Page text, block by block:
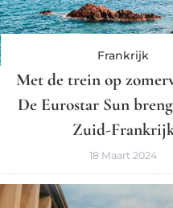
Frankrijk
Met de trein op
De Eurostar Sun
Zuid-
18 Maart 2024